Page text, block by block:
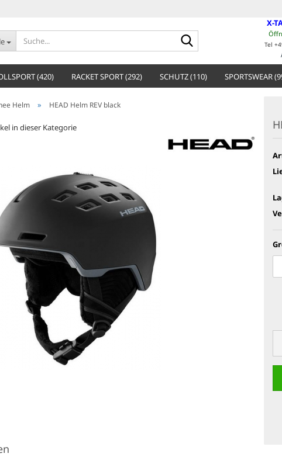
X-
Tel
(420) RACKET SPORT (292) SCHUTZ (110) SPORTSWEAR
Helm » HEAD Helm REV black
in dieser Kategorie